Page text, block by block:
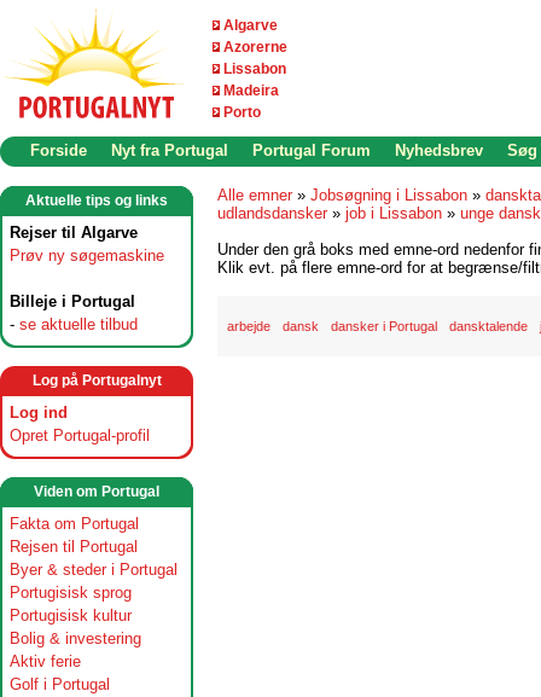
Algarve
Azorerne
Lissabon
Madeira
Porto
Forside Nyt fra Portugal Portugal Forum Nyhedsbrev Søg
Aktuelle tips og links
Rejser til Algarve
Prøv ny søgemaskine
Billeje i Portugal
- se aktuelle tilbud
Log på Portugalnyt
Log ind
Opret Portugal-profil
Viden om Portugal
Fakta om Portugal
Rejsen til Portugal
Byer & steder i Portugal
Portugisisk sprog
Portugisisk kultur
Bolig & investering
Aktiv ferie
Golf i Portugal
Alle emner » Jobsøgning i Lissabon »
udlandsdansker » job i Lissabon » unge
Under den grå boks med emne-ord nedenfor
Klik evt. på flere emne-ord for at begrænse/
arbejde dansk dansker i Portugal dansktalende